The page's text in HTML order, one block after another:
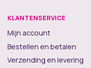
KLANTENSERVICE
Mijn account
Bestellen en betalen
Verzending en levering